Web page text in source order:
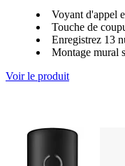
Voyant d'appel
Touche de
Enregistrez 13
Montage mural
Voir le produit